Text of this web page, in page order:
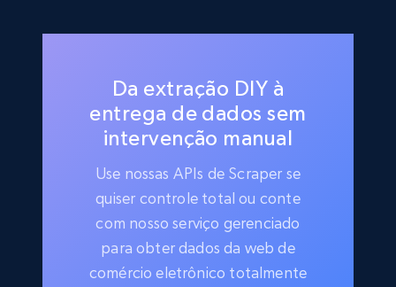
Da extração DIY à
entrega de dados sem
intervenção manual
Use nossas APIs de Scraper se
quiser controle total ou conte
com nosso serviço gerenciado
para obter dados da web de
comércio eletrônico totalmente